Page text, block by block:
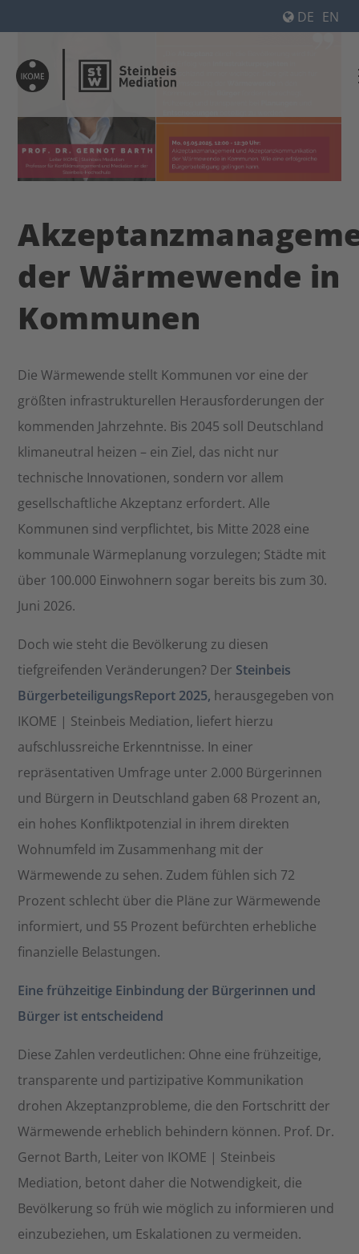
DE EN
der Wärmewende in
Kommunen
Die Wärmewende stellt Kommunen vor eine der
größten infrastrukturellen Herausforderungen der
kommenden Jahrzehnte. Bis 2045 soll Deutschland
klimaneutral heizen – ein Ziel, das nicht nur
technische Innovationen, sondern vor allem
gesellschaftliche Akzeptanz erfordert. Alle
Kommunen sind verpflichtet, bis Mitte 2028 eine
kommunale Wärmeplanung vorzulegen; Städte mit
über 100.000 Einwohnern sogar bereits bis zum 30.
Juni 2026.​
Doch wie steht die Bevölkerung zu diesen
tiefgreifenden Veränderungen? Der Steinbeis
BürgerbeteiligungsReport 2025, herausgegeben von
IKOME | Steinbeis Mediation, liefert hierzu
aufschlussreiche Erkenntnisse. In einer
repräsentativen Umfrage unter 2.000 Bürgerinnen
und Bürgern in Deutschland gaben 68 Prozent an,
ein hohes Konfliktpotenzial in ihrem direkten
Wohnumfeld im Zusammenhang mit der
Wärmewende zu sehen. Zudem fühlen sich 72
Prozent schlecht über die Pläne zur Wärmewende
informiert, und 55 Prozent befürchten erhebliche
finanzielle Belastungen.​
Eine frühzeitige Einbindung der Bürgerinnen und
Bürger ist entscheidend
Diese Zahlen verdeutlichen: Ohne eine frühzeitige,
transparente und partizipative Kommunikation
drohen Akzeptanzprobleme, die den Fortschritt der
Wärmewende erheblich behindern können. Prof. Dr.
Gernot Barth, Leiter von IKOME | Steinbeis
Mediation, betont daher die Notwendigkeit, die
Bevölkerung so früh wie möglich zu informieren und
einzubeziehen, um Eskalationen zu vermeiden.​